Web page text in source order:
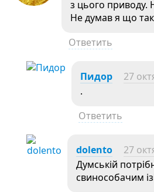
з цього приводу.
Не думав я що
Ответить
Пидор 27
.
Ответить
dolento 27
Думській
свинособачим